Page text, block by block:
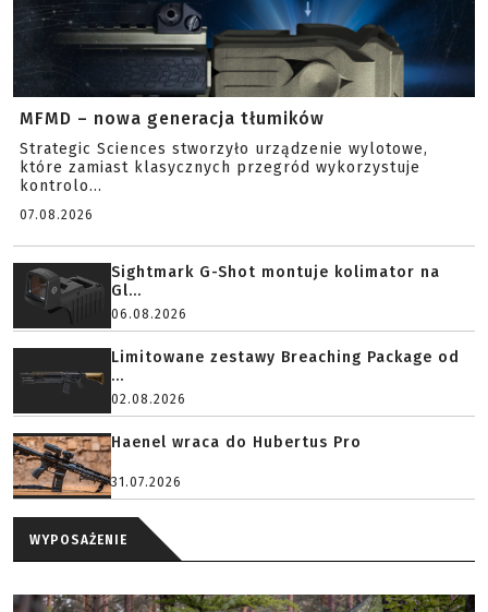
MFMD – nowa generacja tłumików
Strategic Sciences stworzyło urządzenie wylotowe,
które zamiast klasycznych przegród wykorzystuje
kontrolo...
07.08.2026
Sightmark G-Shot montuje kolimator na
Gl...
06.08.2026
Limitowane zestawy Breaching Package od
...
02.08.2026
Haenel wraca do Hubertus Pro
31.07.2026
WYPOSAŻENIE